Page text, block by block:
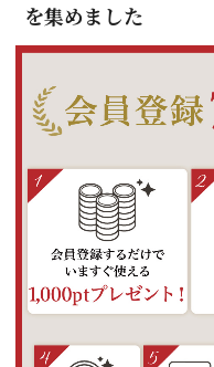
を集めました